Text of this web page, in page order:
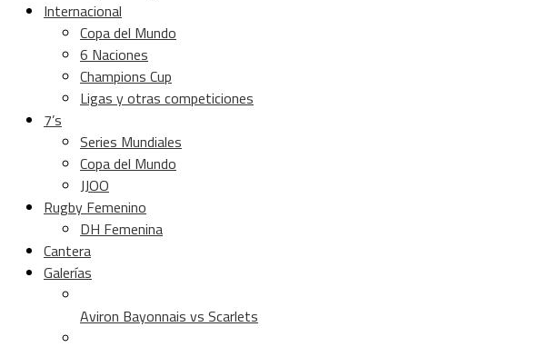
Internacional
Copa del Mundo
6 Naciones
Champions Cup
Ligas y otras competiciones
7’s
Series Mundiales
Copa del Mundo
JJOO
Rugby Femenino
DH Femenina
Cantera
Galerías
Aviron Bayonnais vs Scarlets